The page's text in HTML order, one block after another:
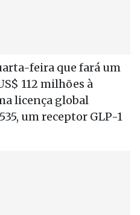
feira que fará um
112 milhões à
licença global
um receptor GLP-1